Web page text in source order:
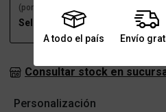
A todo el país Envío
(por una sucursal)
Seleccioná talle
Consultar stock en
Personalización